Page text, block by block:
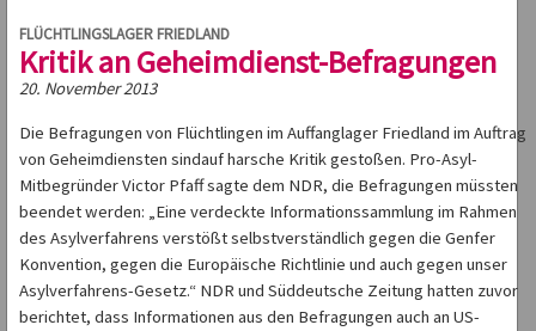
FLÜCHTLINGSLAGER FRIEDLAND
Kritik an Geheimdienst-Befragungen
20. November 2013
Die Befragungen von Flüchtlingen im Auffanglager Friedland im Auftrag
von Geheimdiensten sindauf harsche Kritik gestoßen. Pro-Asyl-
Mitbegründer Victor Pfaff sagte dem NDR, die Befragungen müssten
beendet werden: „Eine verdeckte Informationssammlung im Rahmen
des Asylverfahrens verstößt selbstverständlich gegen die Genfer
Konvention, gegen die Europäische Richtlinie und auch gegen unser
Asylverfahrens-Gesetz.“ NDR und Süddeutsche Zeitung hatten zuvor
berichtet, dass Informationen aus den Befragungen auch an US-